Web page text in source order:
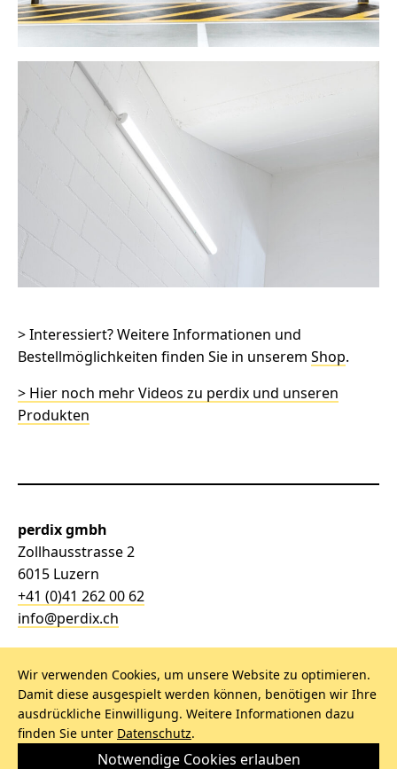
> Interessiert? Weitere Informationen und
Bestellmöglichkeiten finden Sie in unserem Shop.
> Hier noch mehr Videos zu perdix und unseren
Produkten
perdix gmbh
Zollhausstrasse 2
6015 Luzern
+41 (0)41 262 00 62
info@perdix.ch
NEWSLETTER
IMPRESSUM
Wir verwenden Cookies, um unsere Website zu optimieren.
Damit diese ausgespielt werden können, benötigen wir Ihre
ausdrückliche Einwilligung. Weitere Informationen dazu
finden Sie unter Datenschutz.
Notwendige Cookies erlauben